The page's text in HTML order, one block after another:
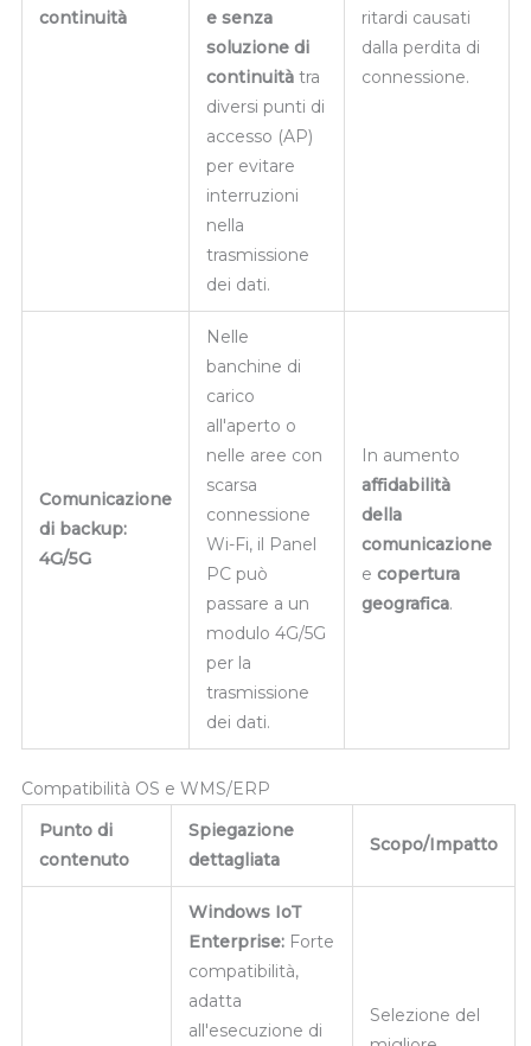
continuità
e senza
soluzione di
continuità tra
diversi punti di
accesso (AP)
per evitare
interruzioni
nella
trasmissione
dei dati.
ritardi causati
dalla perdita di
connessione.
Comunicazione
di backup:
4G/5G
Nelle
banchine di
carico
all'aperto o
nelle aree con
scarsa
connessione
Wi-Fi, il Panel
PC può
passare a un
modulo 4G/5G
per la
trasmissione
dei dati.
In aumento
affidabilità
della
comunicazione
e copertura
geografica.
Compatibilità OS e WMS/ERP
Punto di
contenuto
Spiegazione
dettagliata
Scopo/Impatto
Windows IoT
Enterprise: Forte
compatibilità,
adatta
all'esecuzione di
Selezione del